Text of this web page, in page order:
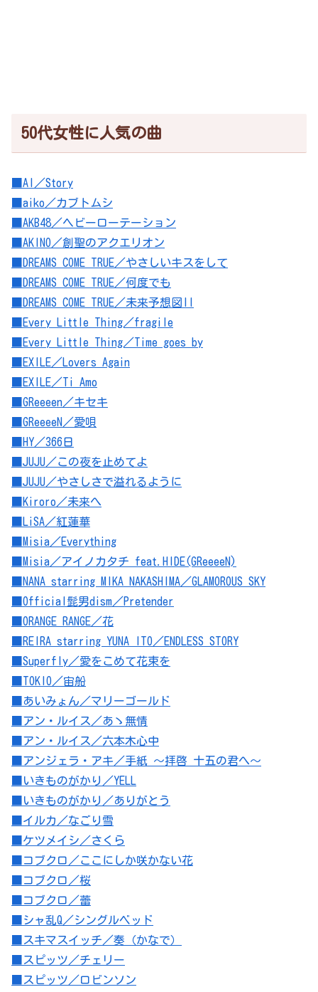
50代女性に人気の曲
■AI／Story
■aiko／カブトムシ
■AKB48／ヘビーローテーション
■AKINO／創聖のアクエリオン
■DREAMS COME TRUE／やさしいキスをして
■DREAMS COME TRUE／何度でも
■DREAMS COME TRUE／未来予想図II
■Every Little Thing／fragile
■Every Little Thing／Time goes by
■EXILE／Lovers Again
■EXILE／Ti Amo
■GReeeen／キセキ
■GReeeeN／愛唄
■HY／366日
■JUJU／この夜を止めてよ
■JUJU／やさしさで溢れるように
■Kiroro／未来へ
■LiSA／紅蓮華
■Misia／Everything
■Misia／アイノカタチ feat.HIDE(GReeeeN)
■NANA starring MIKA NAKASHIMA／GLAMOROUS SKY
■Official髭男dism／Pretender
■ORANGE RANGE／花
■REIRA starring YUNA ITO／ENDLESS STORY
■Superfly／愛をこめて花束を
■TOKIO／宙船
■あいみょん／マリーゴールド
■アン・ルイス／あゝ無情
■アン・ルイス／六本木心中
■アンジェラ・アキ／手紙 ～拝啓 十五の君へ～
■いきものがかり／YELL
■いきものがかり／ありがとう
■イルカ／なごり雪
■ケツメイシ／さくら
■コブクロ／ここにしか咲かない花
■コブクロ／桜
■コブクロ／蕾
■シャ乱Q／シングルベッド
■スキマスイッチ／奏（かなで）
■スピッツ／チェリー
■スピッツ／ロビンソン